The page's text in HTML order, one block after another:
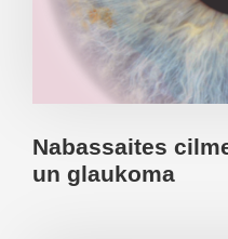
Nabassaites
un glaukoma